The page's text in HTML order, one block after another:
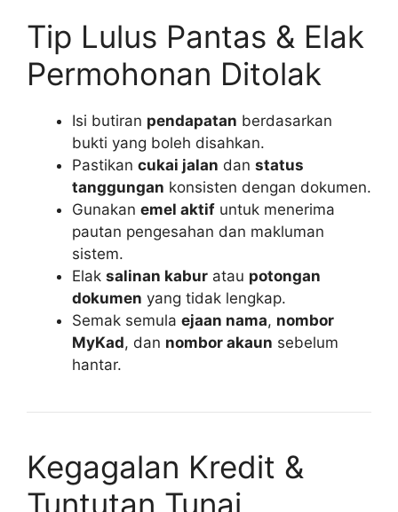
Tip Lulus Pantas & Elak
Permohonan Ditolak
Isi butiran pendapatan berdasarkan
bukti yang boleh disahkan.
Pastikan cukai jalan dan status
tanggungan konsisten dengan dokumen.
Gunakan emel aktif untuk menerima
pautan pengesahan dan makluman
sistem.
Elak salinan kabur atau potongan
dokumen yang tidak lengkap.
Semak semula ejaan nama, nombor
MyKad, dan nombor akaun sebelum
hantar.
Kegagalan Kredit &
Tuntutan Tunai